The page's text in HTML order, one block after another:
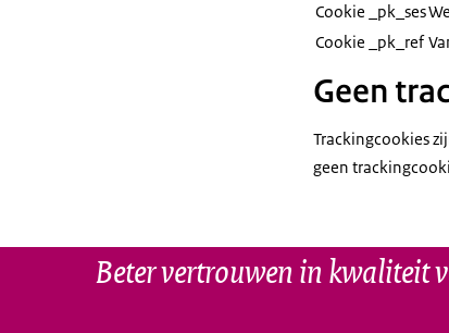
Cookie _pk_ses
Cookie _pk_ref
Geen
Trackingcookies
geen
Beter vertrouwen in kwaliteit